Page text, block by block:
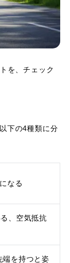
を、チェック
下の4種類に分
なる
、空気抵抗
端を持つと姿